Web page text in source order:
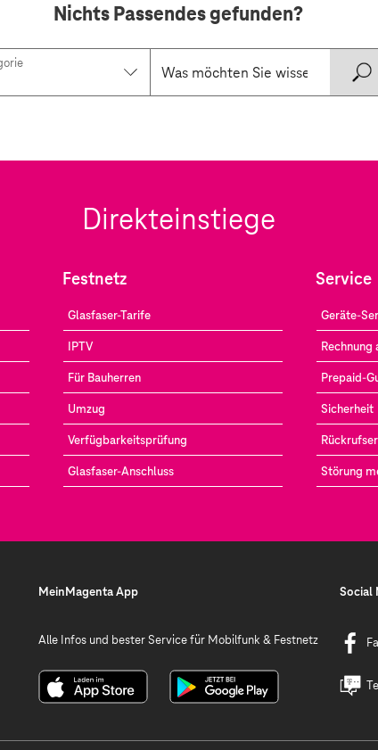
Nichts Passendes gefunden?
Direkteinstiege
Festnetz
Glasfaser-Tarife
IPTV
Für Bauherren
Umzug
Verfügbarkeitsprüfung
Glasfaser-Anschluss
Service
Geräte-
Rechnung
Prepaid-
Sicherheit
Störung
MeinMagenta App
Alle Infos und bester Service für Mobilfunk & Festnetz
Social